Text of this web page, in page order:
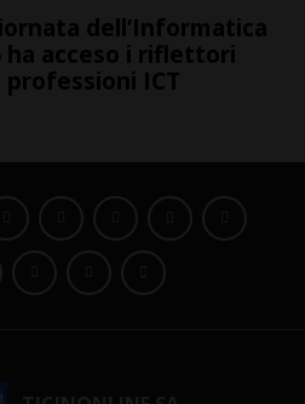
dell’Informatica
ha acceso i riflettori
professioni ICT